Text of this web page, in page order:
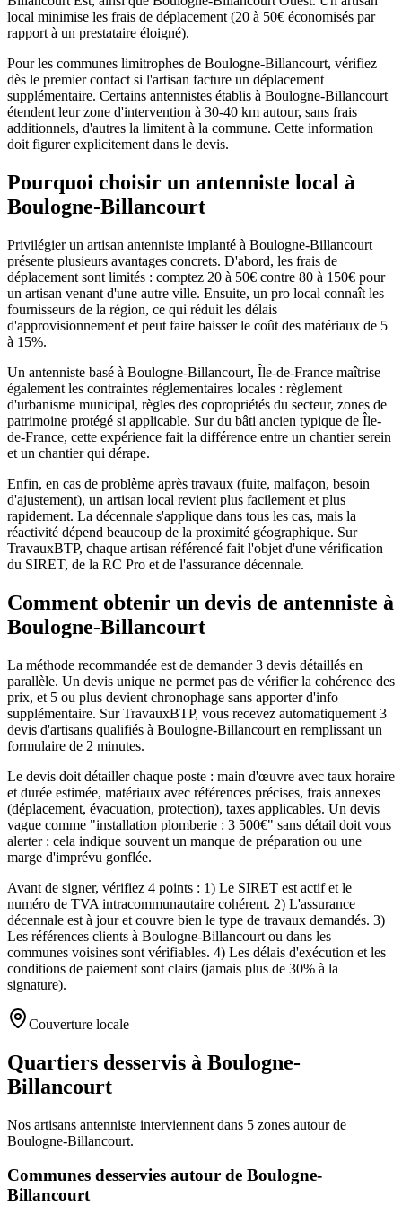
local minimise les frais de déplacement (20 à 50€ économisés par
rapport à un prestataire éloigné).
Pour les communes limitrophes de Boulogne-Billancourt, vérifiez
dès le premier contact si l'artisan facture un déplacement
supplémentaire. Certains antennistes établis à Boulogne-Billancourt
étendent leur zone d'intervention à 30-40 km autour, sans frais
additionnels, d'autres la limitent à la commune. Cette information
doit figurer explicitement dans le devis.
Pourquoi choisir un antenniste local à
Boulogne-Billancourt
Privilégier un artisan antenniste implanté à Boulogne-Billancourt
présente plusieurs avantages concrets. D'abord, les frais de
déplacement sont limités : comptez 20 à 50€ contre 80 à 150€ pour
un artisan venant d'une autre ville. Ensuite, un pro local connaît les
fournisseurs de la région, ce qui réduit les délais
d'approvisionnement et peut faire baisser le coût des matériaux de 5
à 15%.
Un antenniste basé à Boulogne-Billancourt, Île-de-France maîtrise
également les contraintes réglementaires locales : règlement
d'urbanisme municipal, règles des copropriétés du secteur, zones de
patrimoine protégé si applicable. Sur du bâti ancien typique de Île-
de-France, cette expérience fait la différence entre un chantier serein
et un chantier qui dérape.
Enfin, en cas de problème après travaux (fuite, malfaçon, besoin
d'ajustement), un artisan local revient plus facilement et plus
rapidement. La décennale s'applique dans tous les cas, mais la
réactivité dépend beaucoup de la proximité géographique. Sur
TravauxBTP, chaque artisan référencé fait l'objet d'une vérification
du SIRET, de la RC Pro et de l'assurance décennale.
Comment obtenir un devis de antenniste à
Boulogne-Billancourt
La méthode recommandée est de demander 3 devis détaillés en
parallèle. Un devis unique ne permet pas de vérifier la cohérence des
prix, et 5 ou plus devient chronophage sans apporter d'info
supplémentaire. Sur TravauxBTP, vous recevez automatiquement 3
devis d'artisans qualifiés à Boulogne-Billancourt en remplissant un
formulaire de 2 minutes.
Le devis doit détailler chaque poste : main d'œuvre avec taux horaire
et durée estimée, matériaux avec références précises, frais annexes
(déplacement, évacuation, protection), taxes applicables. Un devis
vague comme "installation plomberie : 3 500€" sans détail doit vous
alerter : cela indique souvent un manque de préparation ou une
marge d'imprévu gonflée.
Avant de signer, vérifiez 4 points : 1) Le SIRET est actif et le
numéro de TVA intracommunautaire cohérent. 2) L'assurance
décennale est à jour et couvre bien le type de travaux demandés. 3)
Les références clients à Boulogne-Billancourt ou dans les
communes voisines sont vérifiables. 4) Les délais d'exécution et les
conditions de paiement sont clairs (jamais plus de 30% à la
signature).
Couverture locale
Quartiers desservis à Boulogne-
Billancourt
Nos artisans antenniste interviennent dans 5 zones autour de
Boulogne-Billancourt.
Communes desservies autour de Boulogne-
Billancourt